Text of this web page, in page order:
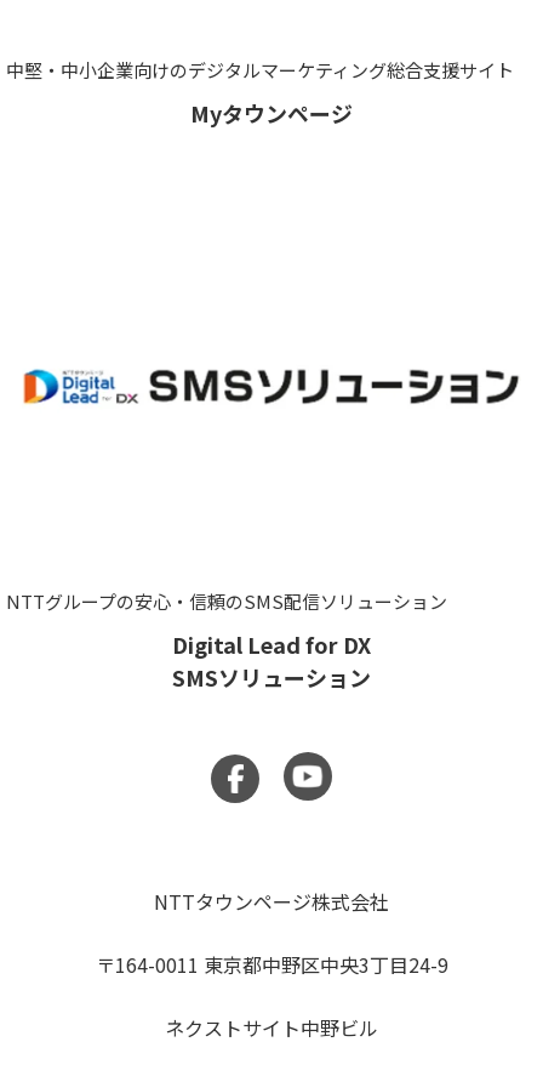
Myタウンページ
中堅・中小企業向けのデジタルマーケティング総合支援サイト
Digital Lead for DX
SMSソリューション
NTTグループの安心・信頼のSMS配信ソリューション
NTTタウンページ株式会社
〒164-0011 東京都中野区中央3丁目24-9
ネクストサイト中野ビル